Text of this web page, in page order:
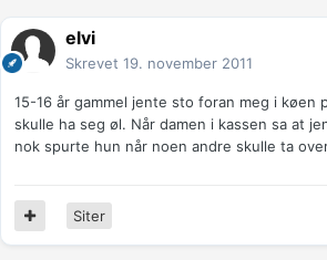
elvi
Skrevet 19. november 2011
15-16 år gammel jente sto foran meg i køen
skulle ha seg øl. Når damen i kassen sa at
nok spurte hun når noen andre skulle ta
Siter